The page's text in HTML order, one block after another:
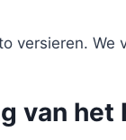
versieren. We
van het